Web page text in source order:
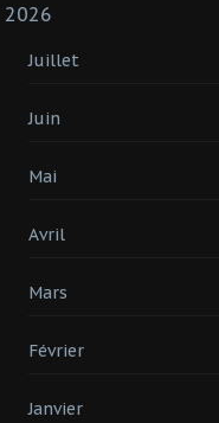
2026
Juillet
Juin
Mai
Avril
Mars
Février
Janvier